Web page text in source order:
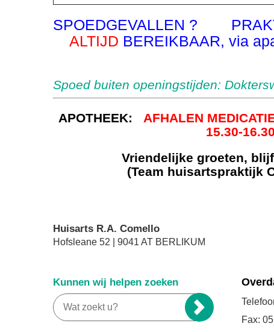
SPOEDGEVALLEN ?
ALTIJD BEREIKBAAR, via
Spoed buiten openingstijden:
APOTHEEK: AFHALEN
15.30-16.30
Vriendelijke groeten,
(Team huisartspraktijk
Huisarts R.A. Comello
Hofsleane 52 9041 AT BERLIKUM
Kunnen wij helpen zoeken
Zoeken
Fax: